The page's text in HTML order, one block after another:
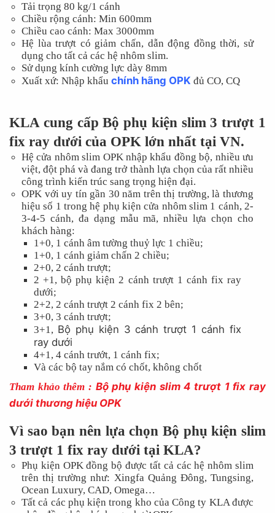
Tải trọng 80 kg/1 cánh
Chiều rộng cánh: Min 600mm
Chiều cao cánh: Max 3000mm
Hệ lùa trượt có giảm chấn, dẫn động đồng thời, sử
dụng cho tất cả các hệ nhôm slim.
Sử dụng kính cường lực dày 8mm
Xuất xứ: Nhập khẩu chính hãng OPK đủ CO, CQ
KLA cung cấp Bộ phụ kiện slim 3 trượt 1
fix ray dưới của OPK lớn nhất tại VN.
Hệ cửa nhôm slim OPK nhập khẩu đồng bộ, nhiều ưu
việt, đột phá và đang trở thành lựa chọn của rất nhiều
công trình kiến trúc sang trọng hiện đại.
OPK với uy tín gần 30 năm trên thị trường, là thương
hiệu số 1 trong hệ phụ kiện cửa nhôm slim 1 cánh, 2-
3-4-5 cánh, đa dạng mẫu mã, nhiều lựa chọn cho
khách hàng:
1+0, 1 cánh âm tường thuỷ lực 1 chiều;
1+0, 1 cánh giảm chấn 2 chiều;
2+0, 2 cánh trượt;
2 +1, bộ phụ kiện 2 cánh trượt 1 cánh fix ray
dưới;
2+2, 2 cánh trượt 2 cánh fix 2 bên;
3+0, 3 cánh trượt;
3+1, Bộ phụ kiện 3 cánh trượt 1 cánh fix
ray dưới
4+1, 4 cánh trướt, 1 cánh fix;
Và các bộ tay nắm có chốt, không chốt
Tham khảo thêm : Bộ phụ kiện slim 4 trượt 1 fix ray
dưới thương hiệu OPK
Vì sao bạn nên lựa chọn Bộ phụ kiện slim
3 trượt 1 fix ray dưới tại KLA?
Phụ kiện OPK đồng bộ được tất cả các hệ nhôm slim
trên thị trường như: Xingfa Quảng Đông, Tungsing,
Ocean Luxury, CAD, Omega…
Tất cả các phụ kiện trong kho của Công ty KLA được